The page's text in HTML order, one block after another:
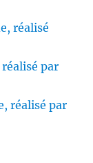
réalisé
par
réalisé par